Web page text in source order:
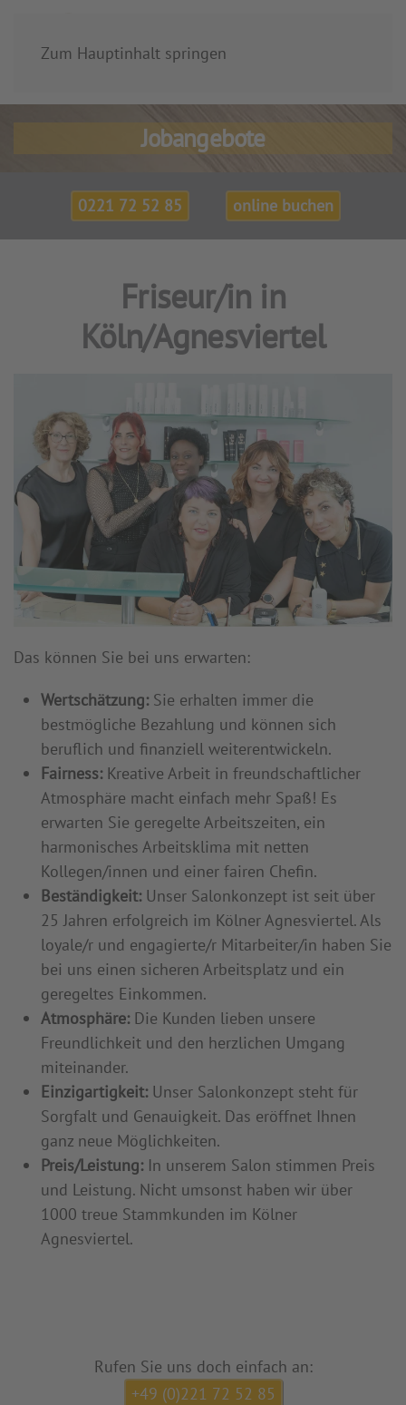
Zum Hauptinhalt springen
Jobangebote
0221 72 52 85 online buchen
Friseur/in in
Köln/Agnesviertel
Das können Sie bei uns erwarten:
Wertschätzung:Sie erhalten immer die
bestmögliche Bezahlung und können sich
beruflich und finanziell weiterentwickeln.
Fairness:Kreative Arbeit in freundschaftlicher
Atmosphäre macht einfach mehr Spaß! Es
erwarten Sie geregelte Arbeitszeiten, ein
harmonisches Arbeitsklima mit netten
Kollegen/innen und einer fairen Chefin.
Beständigkeit: Unser Salonkonzept ist seit über
25 Jahren erfolgreich im Kölner Agnesviertel. Als
loyale/r und engagierte/r Mitarbeiter/in haben Sie
bei uns einen sicheren Arbeitsplatz und ein
geregeltes Einkommen.
Atmosphäre:Die Kunden lieben unsere
Freundlichkeit und den herzlichen Umgang
miteinander.
Einzigartigkeit:Unser Salonkonzept steht für
Sorgfalt und Genauigkeit. Das eröffnet Ihnen
ganz neue Möglichkeiten.
Preis/Leistung:In unserem Salon stimmen Preis
und Leistung. Nicht umsonst haben wir über
1000 treue Stammkunden im Kölner
Agnesviertel.
Rufen Sie uns doch einfach an:
+49 (0)221 72 52 85